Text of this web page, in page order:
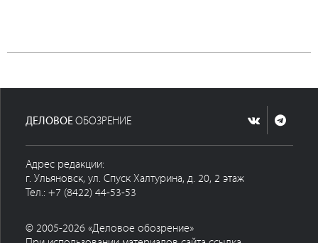
ДЕЛОВОЕОБОЗРЕНИЕ
Адрес редакции:
г. Ульяновск, ул. Спуск Халтурина, д. 20, 2 этаж
Тел.: +7 (8422) 44-53-53
© 2005-2026 «Деловое обозрение»